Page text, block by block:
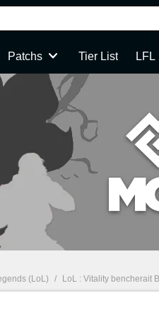
Patchs Tier List LFL
(LoL) / LoL : Vitality bencherait Bo pour